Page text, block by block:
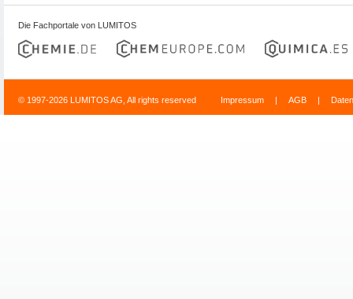
Die Fachportale von LUMITOS
© 1997-2026 LUMITOS AG, All rights reserved Impressum | AGB |